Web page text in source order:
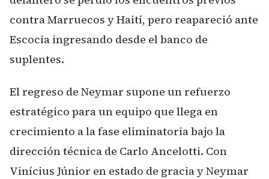
contra Marruecos y Haití, pero reapareció ante
Escocia ingresando desde el banco de
suplentes.
El regreso de Neymar supone un refuerzo
estratégico para un equipo que llega en
crecimiento a la fase eliminatoria bajo la
dirección técnica de Carlo Ancelotti. Con
Vinícius Júnior en estado de gracia y Neymar